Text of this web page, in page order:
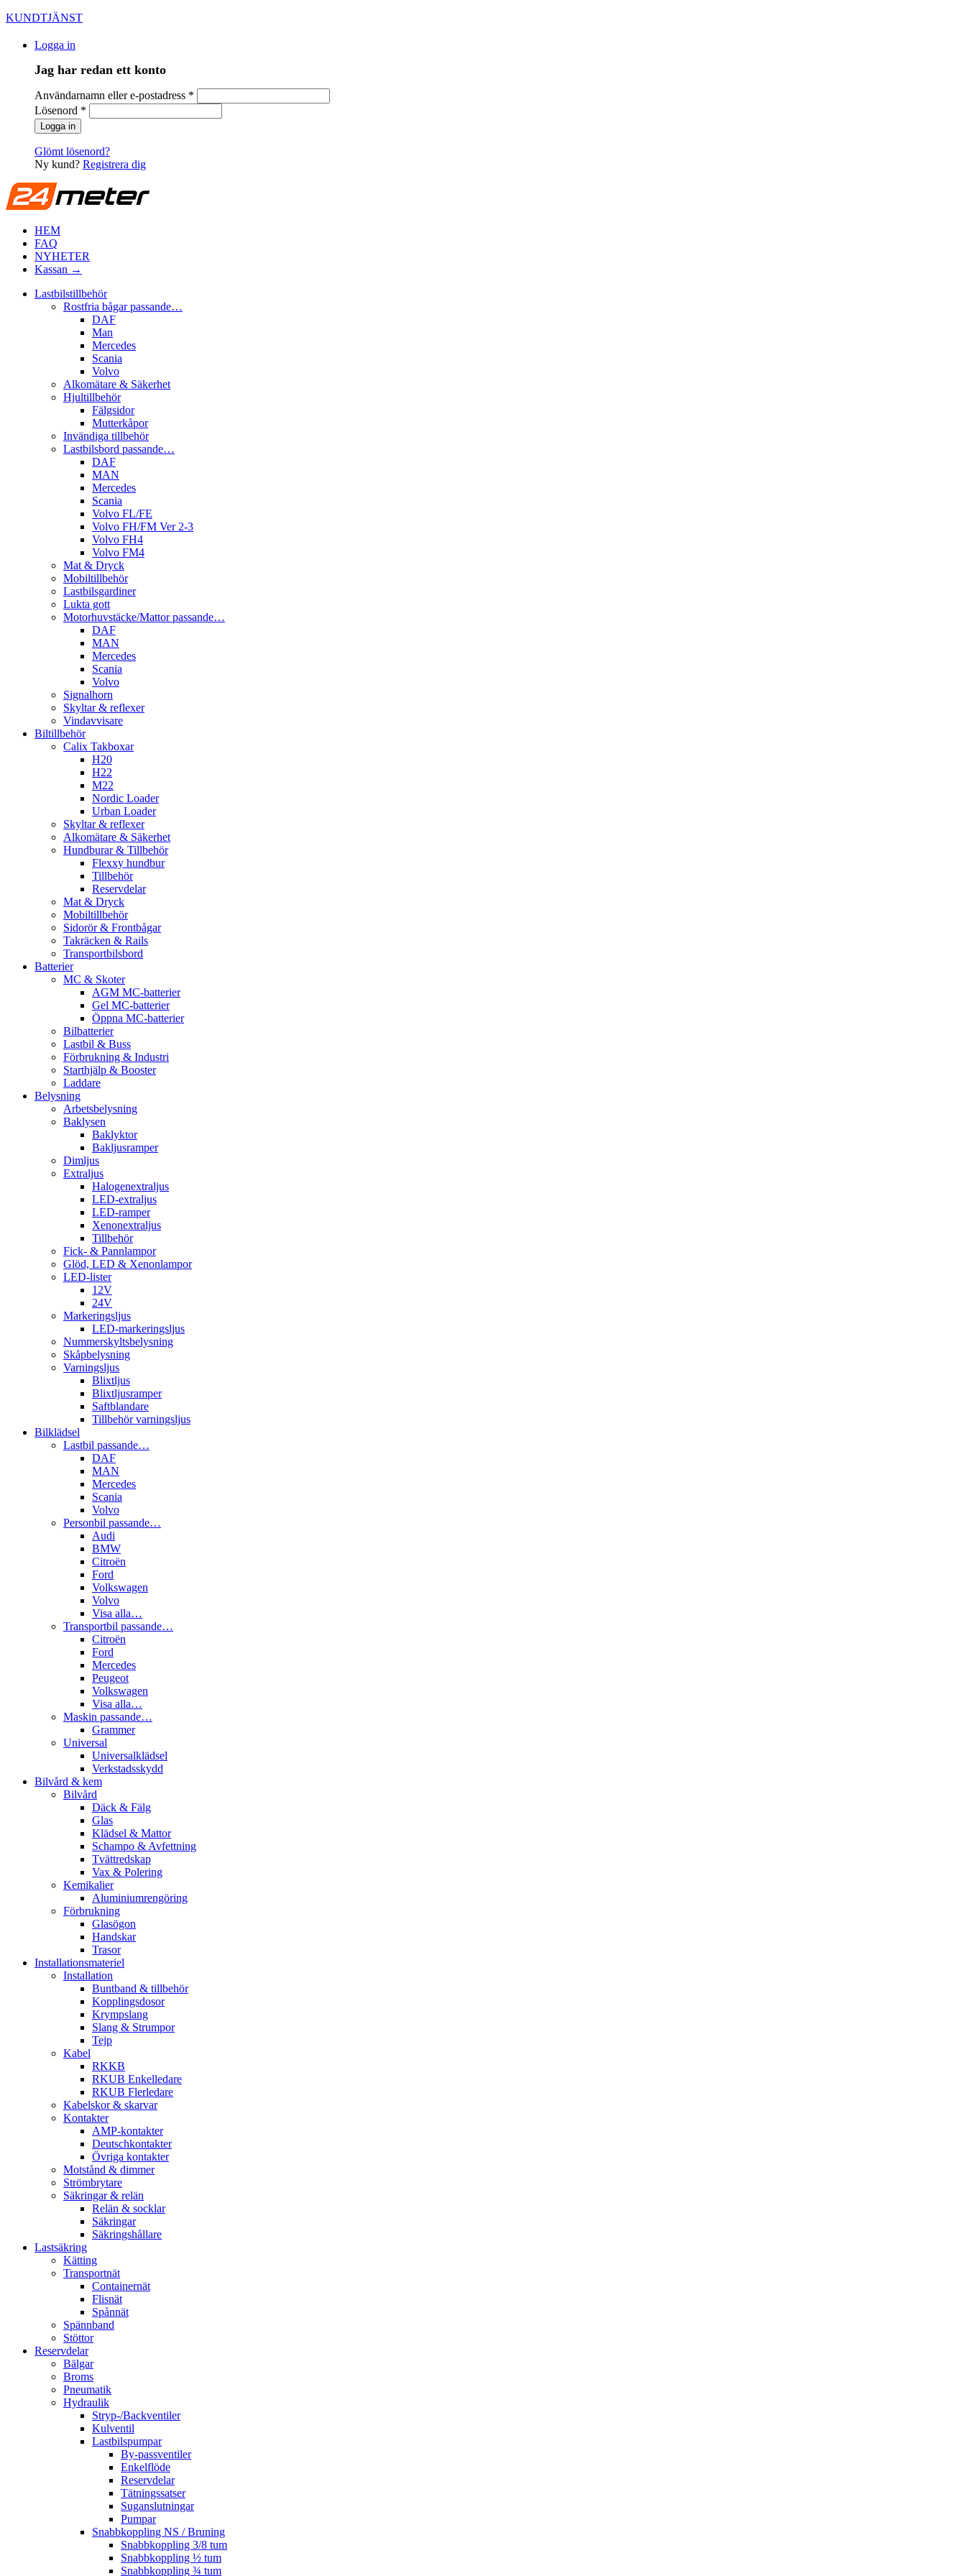
KUNDTJÄNST
Logga in
Jag har redan ett konto
Användarnamn eller e-postadress *
Lösenord *
Glömt lösenord?
Ny kund? Registrera dig
HEM
FAQ
NYHETER
Kassan →
Lastbilstillbehör
Rostfria bågar passande…
DAF
Man
Mercedes
Scania
Volvo
Alkomätare & Säkerhet
Hjultillbehör
Fälgsidor
Mutterkåpor
Invändiga tillbehör
Lastbilsbord passande…
DAF
MAN
Mercedes
Scania
Volvo FL/FE
Volvo FH/FM Ver 2-3
Volvo FH4
Volvo FM4
Mat & Dryck
Mobiltillbehör
Lastbilsgardiner
Lukta gott
Motorhuvstäcke/Mattor passande…
DAF
MAN
Mercedes
Scania
Volvo
Signalhorn
Skyltar & reflexer
Vindavvisare
Biltillbehör
Calix Takboxar
H20
H22
M22
Nordic Loader
Urban Loader
Skyltar & reflexer
Alkomätare & Säkerhet
Hundburar & Tillbehör
Flexxy hundbur
Tillbehör
Reservdelar
Mat & Dryck
Mobiltillbehör
Sidorör & Frontbågar
Takräcken & Rails
Transportbilsbord
Batterier
MC & Skoter
AGM MC-batterier
Gel MC-batterier
Öppna MC-batterier
Bilbatterier
Lastbil & Buss
Förbrukning & Industri
Starthjälp & Booster
Laddare
Belysning
Arbetsbelysning
Baklysen
Baklyktor
Bakljusramper
Dimljus
Extraljus
Halogenextraljus
LED-extraljus
LED-ramper
Xenonextraljus
Tillbehör
Fick- & Pannlampor
Glöd, LED & Xenonlampor
LED-lister
12V
24V
Markeringsljus
LED-markeringsljus
Nummerskyltsbelysning
Skåpbelysning
Varningsljus
Blixtljus
Blixtljusramper
Saftblandare
Tillbehör varningsljus
Bilklädsel
Lastbil passande…
DAF
MAN
Mercedes
Scania
Volvo
Personbil passande…
Audi
BMW
Citroën
Ford
Volkswagen
Volvo
Visa alla…
Transportbil passande…
Citroën
Ford
Mercedes
Peugeot
Volkswagen
Visa alla…
Maskin passande…
Grammer
Universal
Universalklädsel
Verkstadsskydd
Bilvård & kem
Bilvård
Däck & Fälg
Glas
Klädsel & Mattor
Schampo & Avfettning
Tvättredskap
Vax & Polering
Kemikalier
Aluminiumrengöring
Förbrukning
Glasögon
Handskar
Trasor
Installationsmateriel
Installation
Buntband & tillbehör
Kopplingsdosor
Krympslang
Slang & Strumpor
Tejp
Kabel
RKKB
RKUB Enkelledare
RKUB Flerledare
Kabelskor & skarvar
Kontakter
AMP-kontakter
Deutschkontakter
Övriga kontakter
Motstånd & dimmer
Strömbrytare
Säkringar & relän
Relän & socklar
Säkringar
Säkringshållare
Lastsäkring
Kätting
Transportnät
Containernät
Flisnät
Spånnät
Spännband
Stöttor
Reservdelar
Bälgar
Broms
Pneumatik
Hydraulik
Stryp-/Backventiler
Kulventil
Lastbilspumpar
By-passventiler
Enkelflöde
Reservdelar
Tätningssatser
Suganslutningar
Pumpar
Snabbkoppling NS / Bruning
Snabbkoppling 3/8 tum
Snabbkoppling ½ tum
Snabbkoppling ¾ tum